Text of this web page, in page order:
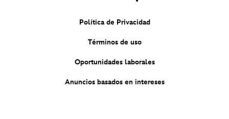
Política de Privacidad
Términos de uso
Oportunidades laborales
Anuncios basados en intereses